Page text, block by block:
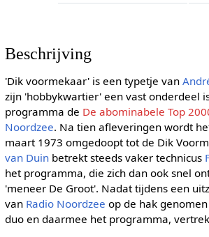
Beschrijving
'Dik voormekaar' is een typetje van
zijn 'hobbykwartier' een vast onderdeel
programma de De abominabele Top
Noordzee. Na tien afleveringen wordt
maart 1973 omgedoopt tot de Dik
van Duinbetrekt steeds vaker technicus
het programma, die zich dan ook snel
'meneer De Groot'. Nadat tijdens een
van Radio Noordzee op de hak
duo en daarmee het programma,